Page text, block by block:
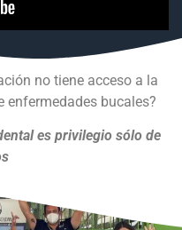
no tiene acceso a la
enfermedades bucales?
es privilegio sólo de